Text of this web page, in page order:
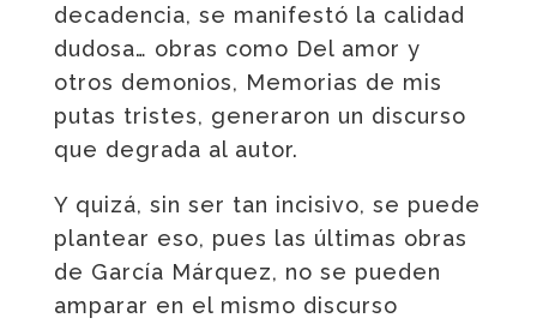
decadencia, se manifestó la calidad
dudosa… obras como Del amor y
otros demonios, Memorias de mis
putas tristes, generaron un discurso
que degrada al autor.
Y quizá, sin ser tan incisivo, se puede
plantear eso, pues las últimas obras
de García Márquez, no se pueden
amparar en el mismo discurso